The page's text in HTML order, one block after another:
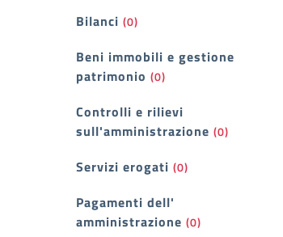
Bilanci (0)
Beni immobili e gestione
patrimonio (0)
Controlli e rilievi
sull'amministrazione (0)
Servizi erogati (0)
Pagamenti dell'
amministrazione (0)